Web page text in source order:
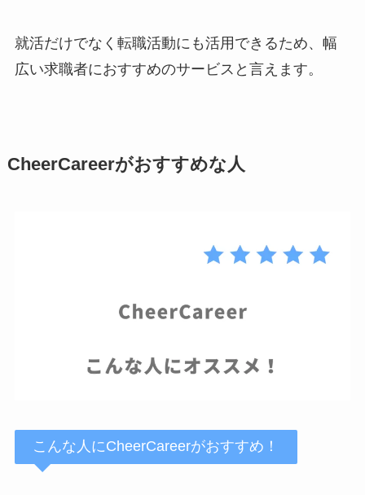
就活だけでなく転職活動にも活用できるため、幅
広い求職者におすすめのサービスと言えます。
CheerCareerがおすすめな人
こんな人にCheerCareerがおすすめ！